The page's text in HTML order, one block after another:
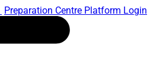
Preparation Centre Platform Login